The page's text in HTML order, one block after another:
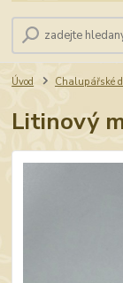
Úvod Chalupářské
Litinový